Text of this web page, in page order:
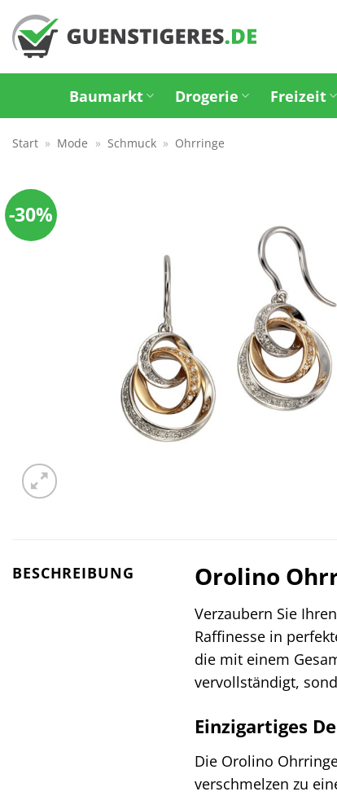
Zum
Inhalt
springen
Baumarkt Drogerie Freizeit
Start » Mode » Schmuck » Ohrringe
-30%
BESCHREIBUNG Orolino
Verzaubern Sie
Raffinesse in
die mit einem
vervollständigt,
Einzigartiges
Die Orolino
verschmelzen zu